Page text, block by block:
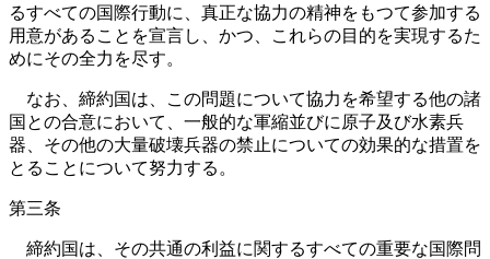
るすべての国際行動に、真正な協力の精神をもつて参加する
用意があることを宣言し、かつ、これらの目的を実現するた
めにその全力を尽す。
なお、締約国は、この問題について協力を希望する他の諸
国との合意において、一般的な軍縮並びに原子及び水素兵
器、その他の大量破壊兵器の禁止についての効果的な措置を
とることについて努力する。
第三条
締約国は、その共通の利益に関するすべての重要な国際問